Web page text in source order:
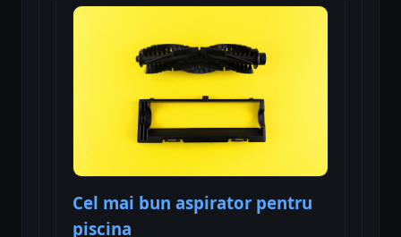
Cel mai bun aspirator pentru
piscina